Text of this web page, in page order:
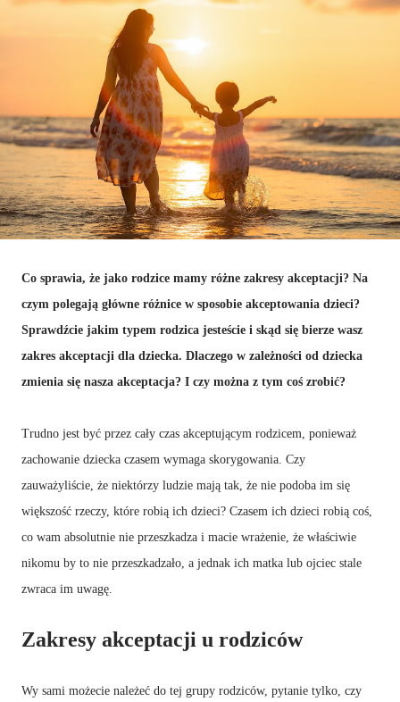
Co sprawia, że jako rodzice mamy różne zakresy akceptacji? Na
czym polegają główne różnice w sposobie akceptowania dzieci?
Sprawdźcie jakim typem rodzica jesteście i skąd się bierze wasz
zakres akceptacji dla dziecka. Dlaczego w zależności od dziecka
zmienia się nasza akceptacja? I czy można z tym coś zrobić?
Trudno jest być przez cały czas akceptującym rodzicem, ponieważ
zachowanie dziecka czasem wymaga skorygowania. Czy
zauważyliście, że niektórzy ludzie mają tak, że nie podoba im się
większość rzeczy, które robią ich dzieci? Czasem ich dzieci robią coś,
co wam absolutnie nie przeszkadza i macie wrażenie, że właściwie
nikomu by to nie przeszkadzało, a jednak ich matka lub ojciec stale
zwraca im uwagę.
Zakresy akceptacji u rodziców
Wy sami możecie należeć do tej grupy rodziców, pytanie tylko, czy